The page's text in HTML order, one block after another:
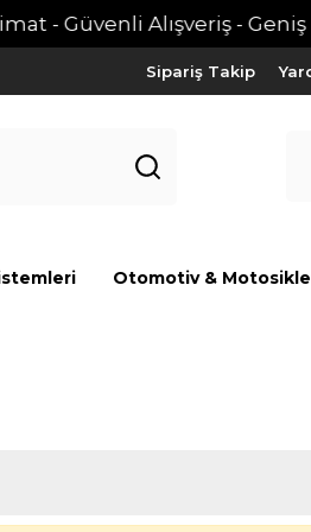
- Güvenli Alışveriş - Geniş
Sipariş Takip
Otomotiv &